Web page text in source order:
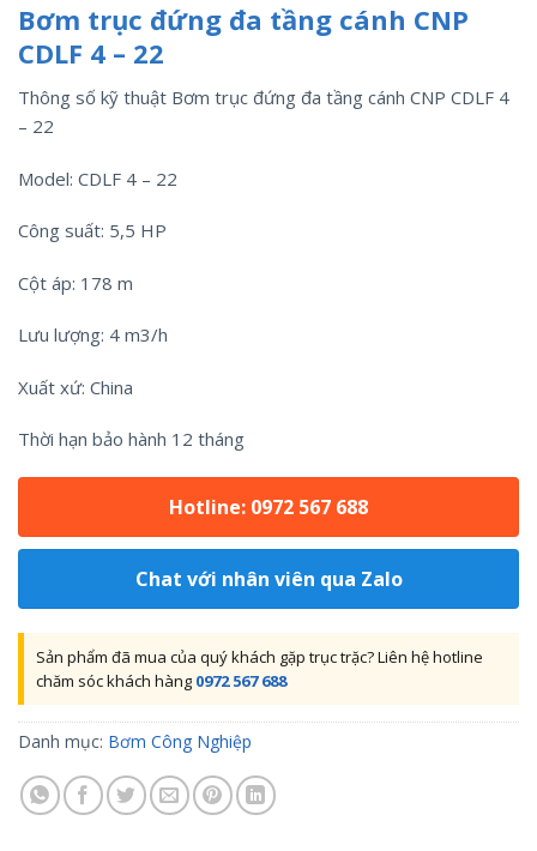
Bơm trục đứng đa tầng cánh CNP
CDLF 4 – 22
Thông số kỹ thuật Bơm trục đứng đa tầng cánh CNP CDLF 4
– 22
Model: CDLF 4 – 22
Công suất: 5,5 HP
Cột áp: 178 m
Lưu lượng: 4 m3/h
Xuất xứ: China
Thời hạn bảo hành 12 tháng
Hotline: 0972 567 688
Chat với nhân viên qua Zalo
Sản phẩm đã mua của quý khách gặp trục trặc? Liên hệ hotline
chăm sóc khách hàng 0972 567 688
Danh mục: Bơm Công Nghiệp